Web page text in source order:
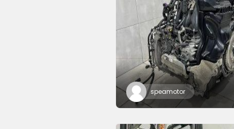
speamotor